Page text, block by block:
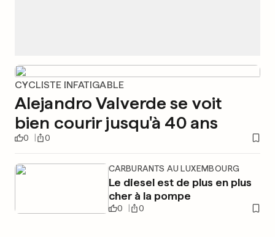
CYCLISTE INFATIGABLE
Alejandro Valverde se voit
bien courir jusqu'à 40 ans
0 0
CARBURANTS AU LUXEMBOURG
Le diesel est de plus en plus
cher à la pompe
0 0